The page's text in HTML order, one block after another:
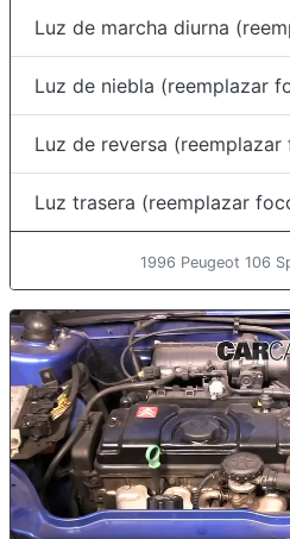
Luz de marcha diurna
Luz de niebla (reemplazar
Luz de reversa (reemplazar
Luz trasera (reemplazar
1996 Peugeot 106